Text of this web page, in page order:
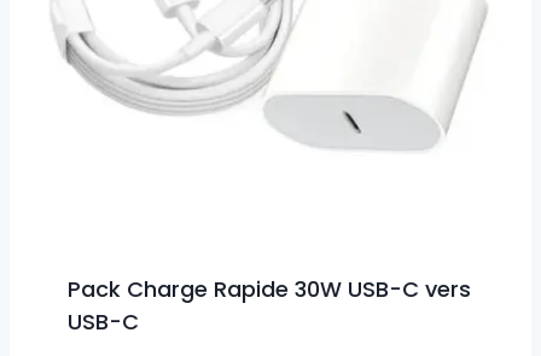
Pack Charge Rapide 30W USB-C vers
USB-C